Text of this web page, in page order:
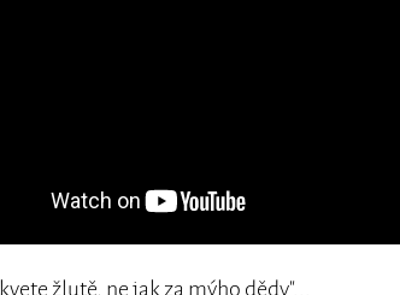
žlutě, ne jak za mýho dědy"...